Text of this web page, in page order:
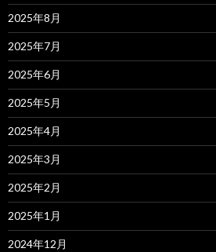
2025年8月
2025年7月
2025年6月
2025年5月
2025年4月
2025年3月
2025年2月
2025年1月
2024年12月